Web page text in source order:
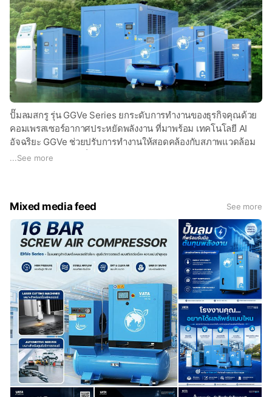
ทำไมต้องเลือก VATA AIR COMPRESSOR?
✅ เทคโนโลยีล้ำสมัย ประหยัดพลังงานสูงสุด
✅ ทีมวิศวกรและช่างเทคนิคมากประสบการณ์
✅ บริการครบวงจร ตั้งแต่ปรึกษา ออกแบบ ติดตั้ง ไปจนถึงบริการ
หลังการขาย
✅ มีสินค้าหลากหลาย รองรับทุกความต้องการของธุรกิจ
📞 ติดต่อเราเพื่อขอคำปรึกษาหรือใบเสนอราคาได้ทันที
📍 VATA AIR COMPRESSOR CO., LTD.
🌐 เว็บไซต์: www.vataaircompressor.com
📲 โทร: 064 302 0645 , 098 254 4164
ให้ธุรกิจของคุณดำเนินต่อไปได้อย่างไม่มีสะดุด
#บริการของเรา
🔹 บริการออกแบบและให้คำปรึกษาระบบลมครบวงจร
🔹 บริการตรวจวัดคุณภาพเครื่องอัดลม
🔹 บริการรับเดินท่อลมโรงงาน โดยทีมงานมืออาชีพ
🔹 บริการรับซ่อม-เซอร์วิส ปั๊มลมทุกรุ่นทุกยี่ห้อ
🔹 บริการติดตั้งอินเวอร์เตอร์และ Phase Protection
🔹 บริการตรวจเช็คและซ่อมแซมระบบลมฉุกเฉิน
🔹 บริการรับพันมอเตอร์ ซ่อมมอเตอร์ไฟฟ้า AC/DC
สนใจติดต่อสอบถาม
🆔 Line ID : @VATA หรือ คลิก
🌏 Website : www.vataaircompressor.com
#ระบบอัดอากาศ #โรงงานอุตสาหกรรม #วิศวกรผู้เชี่ยวชาญ
#บริการ24ชั่วโมง #ปั๊มลมสกรู #ปั๊มลมสกรูครบชุด #เครื่องทำลม
#ถังลม #เครื่องอัดอากาศ #ปั๊มสกรูแพคเกจเซ๊ต #ปั๊มลมสกรูโรงงาน
#ปั๊มลมอินเวอร์เตอร์ #ปั๊มลมInverter #ปั๊มลมครบชุด #ปั๊มลม
คลองหลวง #ปั๊มลมรังสิต #ปั๊มลมปทุม #VATA #เดินท่อลม #รับติด
ตั้งปั๊มลม #ปั๊มลมสกรูไฟบ้าน #ปั๊มลมฟบ้าน #เครื่องทำลม #ปั๊ม
ลม1เฟส #เครื่องอัดอากาศไฟ220V #ปั๊มสกรูแพคเกจเซ๊ต
ปั๊มลมสกรู รุ่น GGVe Series ยกระดับการทำงานของธุรกิจคุณด้วย
คอมเพรสเซอร์อากาศประหยัดพลังงาน ที่มาพร้อม เทคโนโลยี AI
อัจฉริยะ GGVe ช่วยปรับการทำงานให้สอดคล้องกับสภาพแวดล้อม
จริงในทุกช่วงเวลา เพื่อประสิทธิภาพและความคุ้มค่าสูงสุด 🤖
💡 ฟีเจอร์อัจฉริยะ สำหรับเครื่องอัดกาศ
✅ การปรับอุณหภูมิปลายอากาศแบบอัจฉริยะ
✅ การเรียนรู้เงื่อนไขการทำงานแบบเรียลไทม์
✅ การปรับแรงดันไอเสียให้เหมาะสมอัตโนมัติ
✅ การเลือกโหมดพลังงานตามความต้องการใช้งาน
✅ ระบบควบคุมแรงดันและโหมดแบบอัจฉริยะ
✅ ฟังก์ชันกำหนดเวลาอัตโนมัติ สะดวกและแม่นยำ
#เครื่องอัดอากาศ GGVe Series ตัวช่วยให้การจ่ายลมอัดมีความ
แม่นยำ ทั้งแรงดัน การไหล และคุณภาพอากาศด้วย การออกแบบที่
มุ่งเน้นประสิทธิภาพพลังงานสูงสุด เพื่อให้คุณได้ผลตอบแทนจากการ
ลงทุนในคอมเพรสเซอร์อากาศ อย่างคุ้มค่าที่สุด เหมาะอย่างยิ่ง
สำหรับธุรกิจที่ต้องการมาตรฐานระดับสูง ✅
...See more
Mixed media feed See more